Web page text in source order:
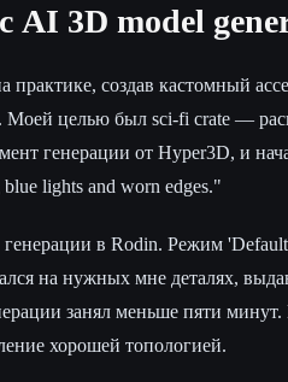
3D model
создав кастомный
целью был sci-fi crate —
генерации от Hyper3D, и
lights and worn edges."
в Rodin. Режим
на нужных мне деталях,
занял меньше пяти
хорошей топологией.